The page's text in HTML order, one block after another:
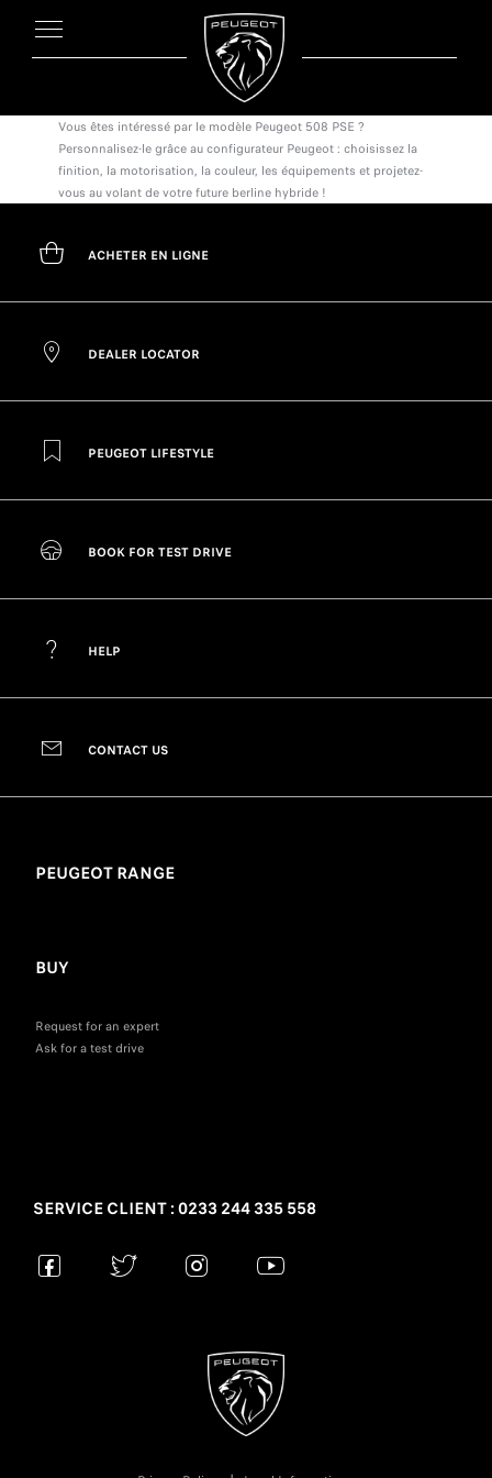
Vous êtes intéressé par le modèle Peugeot 508 PSE ?
Personnalisez-le grâce au configurateur Peugeot : choisissez la
finition, la motorisation, la couleur, les équipements et projetez-
vous au volant de votre future berline hybride !
ACHETER EN LIGNE
DEALER LOCATOR
PEUGEOT LIFESTYLE
BOOK FOR TEST DRIVE
HELP
CONTACT US
PEUGEOT RANGE
BUY
Request for an expert
Ask for a test drive
SERVICE CLIENT : 0233 244 335 558